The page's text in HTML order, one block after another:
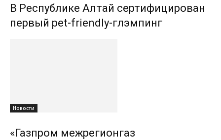
В Республике Алтай сертифицирован
первый pet-friendly-глэмпинг
Новости
«Газпром межрегионгаз